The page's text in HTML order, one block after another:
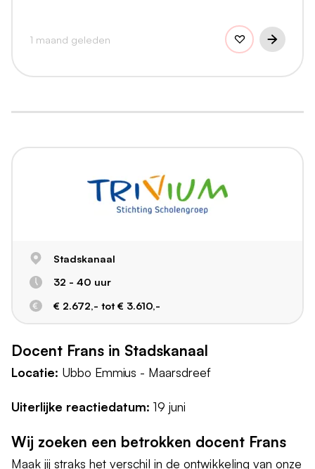
1 maand geleden
Stadskanaal
32 - 40 uur
€ 2.672,- tot € 3.610,-
Docent Frans in Stadskanaal
Locatie: Ubbo Emmius - Maarsdreef
Uiterlijke reactiedatum: 19 juni
Wij zoeken een betrokken docent Frans
Maak jij straks het verschil in de ontwikkeling van onze